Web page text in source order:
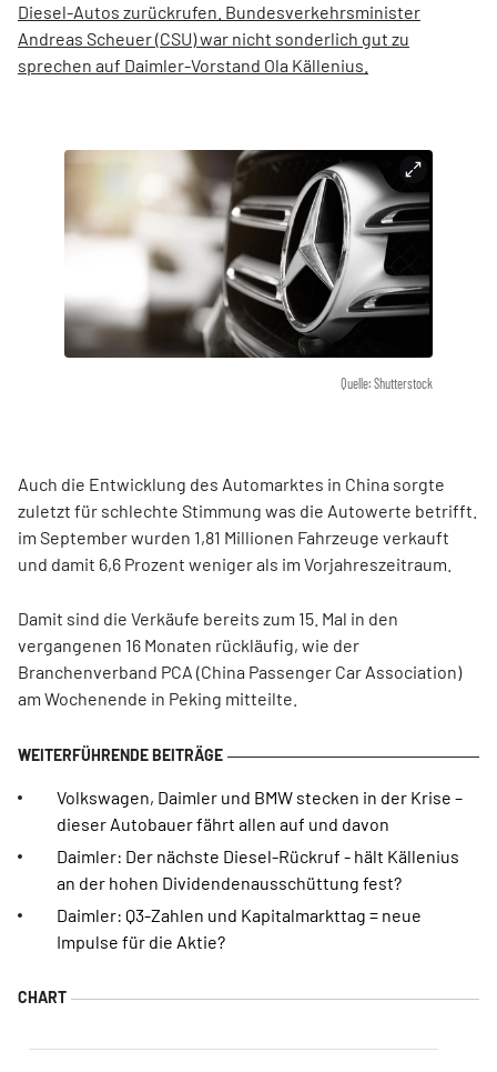
Diesel-Autos zurückrufen. Bundesverkehrsminister
Andreas Scheuer (CSU) war nicht sonderlich gut zu
sprechen auf Daimler-Vorstand Ola Källenius.
Quelle: Shutterstock
Auch die Entwicklung des Automarktes in China sorgte
zuletzt für schlechte Stimmung was die Autowerte betrifft.
im September wurden 1,81 Millionen Fahrzeuge verkauft
und damit 6,6 Prozent weniger als im Vorjahreszeitraum.
Damit sind die Verkäufe bereits zum 15. Mal in den
vergangenen 16 Monaten rückläufig, wie der
Branchenverband PCA (China Passenger Car Association)
am Wochenende in Peking mitteilte.
Volkswagen, Daimler und BMW stecken in der Krise –
dieser Autobauer fährt allen auf und davon
Daimler: Der nächste Diesel-Rückruf - hält Källenius
an der hohen Dividendenausschüttung fest?
Daimler: Q3-Zahlen und Kapitalmarkttag = neue
Impulse für die Aktie?